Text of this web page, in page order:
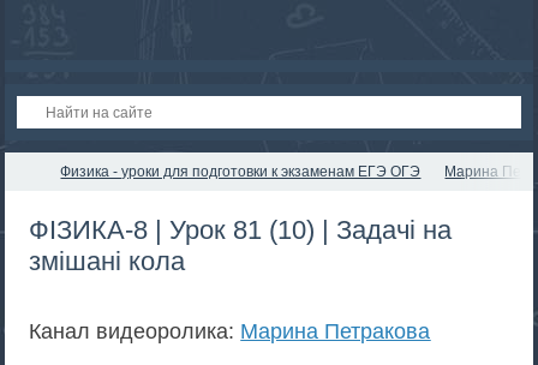
Физика - уроки для подготовки к экзаменам ЕГЭ ОГЭ Марина
ФІЗИКА-8 | Урок 81 (10) | Задачі на
змішані кола
Канал видеоролика: Марина Петракова